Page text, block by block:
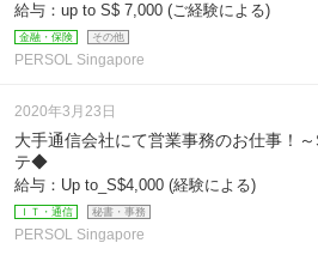
給与：up to S$ 7,000 (ご経験による)
金融・保険 その他
PERSOL Singapore
大手通信会社にて営業事務のお仕事！
テ◆
給与：Up to_S$4,000 (経験による)
ＩＴ・通信 秘書・事務
2020年3月23日
PERSOL Singapore